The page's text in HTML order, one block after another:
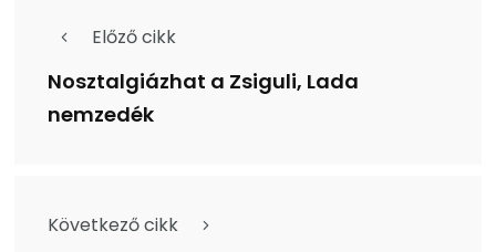
Előző cikk
Nosztalgiázhat a Zsiguli, Lada
nemzedék
Következő cikk